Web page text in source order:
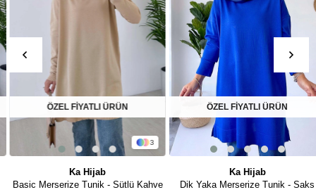
3
Ka Hijab
Basic Merserize Tunik - Sütlü Kahve
ÖZEL FİYATLI ÜRÜN
Ka Hijab
Dik Yaka Merserize Tunik - Saks
ÖZEL FİYATLI ÜRÜN